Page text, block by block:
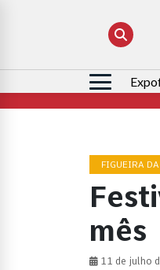
Pesquisar
por:
FIGUEIRA
mês
11 de julho